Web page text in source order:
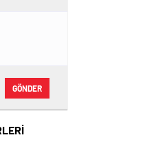
GÖNDER